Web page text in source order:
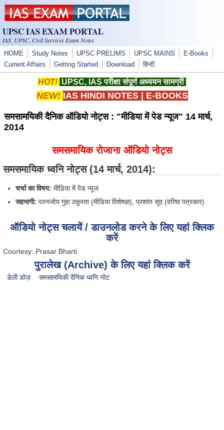
Skip to main content
UPSC IAS EXAM PORTAL
IAS, UPSC, Civil Services Exam Notes
HOME Study Notes UPSC PRELIMS UPSC MAINS
E-Books
Current Affairs
Getting Started Download हिन्दी
HOT! UPSC, IAS परीक्षा संपूर्ण अध्ययन सामग्री
NEW! IAS HINDI NOTES| E-BOOKS
समसामयिकी दैनिक ऑडियो नोट्स : "मीडिया में पेड न्यूज" 14 मार्च,
2014
समसमायिक रोजाना ऑडियो नोट्स
समसमायिक ध्वनि नोट्स (14 मार्च, 2014):
चर्चा का विषय: मीडिया में पेड न्यूज
सहभागी: परनजोय गुहा ठकुरता (मीडिया विशेषज्ञ), प्रशांत सूद (वरिष्ठ पत्रकार)
ऑडियो नोट्स चलायें / डाउनलोड करने के लिए यहां क्लिक
करें
Courtesy: Prasar Bharti
पुरालेख (Archive) के लिए यहां क्लिक करें
डेली डोज़ समसामयिकी दैनिक ध्वनि नोट